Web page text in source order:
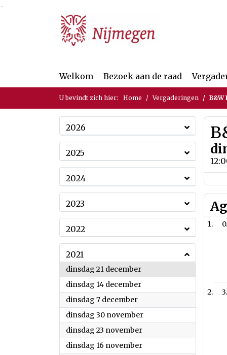
Ga naar de inhoud van deze pagina
Ga naar het zoeken
Ga naar het menu
Welkom Bezoek aan de raad
U bevindt zich hier: Home Vergaderingen B&W
2026
2025
2024
2023
2022
2021
dinsdag 21 december2021
dinsdag 14 december2021
dinsdag 7 december2021
dinsdag 30 november2021
dinsdag 23 november2021
dinsdag 16 november2021